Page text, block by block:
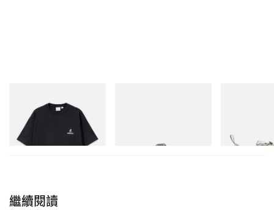
One Point Logo Tee
立即購入
立即購入
繼續閱讀